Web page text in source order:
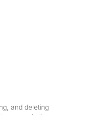
and deleting